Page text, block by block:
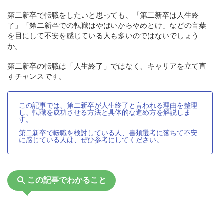
第二新卒で転職をしたいと思っても、「第二新卒は人生終
了」「第二新卒での転職はやばいからやめとけ」などの言葉
を目にして不安を感じている人も多いのではないでしょう
か。
第二新卒の転職は「人生終了」ではなく、キャリアを立て直
すチャンスです。
この記事では、第二新卒が人生終了と言われる理由を整理
し、転職を成功させる方法と具体的な進め方を解説しま
す。
第二新卒で転職を検討している人、書類選考に落ちて不安
に感じている人は、ぜひ参考にしてください。
この記事でわかること